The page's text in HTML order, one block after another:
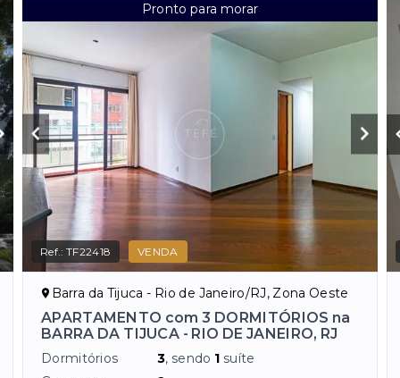
Pronto para morar
Ref.:TF22418 VENDA
Barra da Tijuca - Rio de Janeiro/RJ, Zona Oeste
APARTAMENTO com 3 DORMITÓRIOS na
BARRA DA TIJUCA - RIO DE JANEIRO, RJ
Dormitórios 3, sendo 1 suíte